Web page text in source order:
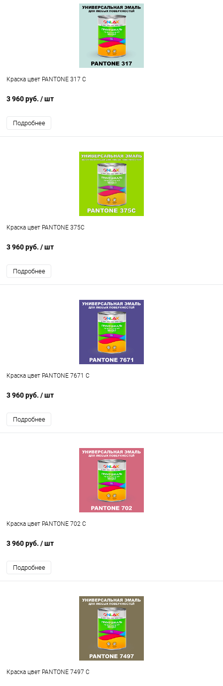
Краска цвет PANTONE 317 C
3 960 руб. / шт
Подробнее
Краска цвет PANTONE 375C
3 960 руб. / шт
Подробнее
Краска цвет PANTONE 7671 C
3 960 руб. / шт
Подробнее
Краска цвет PANTONE 702 C
3 960 руб. / шт
Подробнее
Краска цвет PANTONE 7497 C